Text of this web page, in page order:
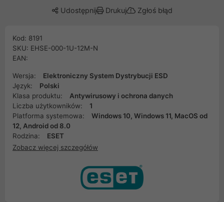
Udostępnij Drukuj Zgłoś błąd
Kod: 8191
SKU: EHSE-000-1U-12M-N
EAN:
Wersja:
Elektroniczny System Dystrybucji ESD
Język:
Polski
Klasa produktu:
Antywirusowy i ochrona danych
Liczba użytkowników:
1
Platforma systemowa:
Windows 10, Windows 11, MacOS od
12, Android od 8.0
Rodzina:
ESET
Zobacz więcej szczegółów